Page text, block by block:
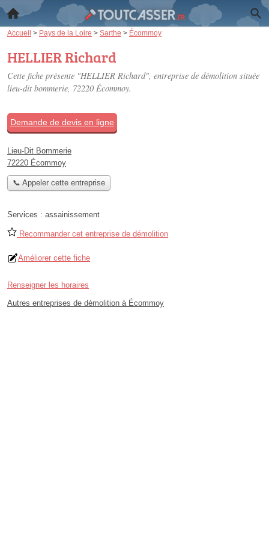
Accueil > Pays de la Loire > Sarthe > Écommoy
HELLIER Richard
Cette fiche présente "HELLIER Richard", entreprise de démolition située
lieu-dit bommerie, 72220 Écommoy.
Demande de devis en ligne
Lieu-Dit Bommerie
72220 Écommoy
📞 Appeler cette entreprise
Services : assainissement
Recommander cet entreprise de démolition
Améliorer cette fiche
Renseigner les horaires
Autres entreprises de démolition à Écommoy